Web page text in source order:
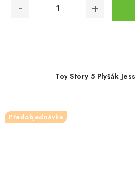
Toy Story 5 Plyšák
Předobjednávka